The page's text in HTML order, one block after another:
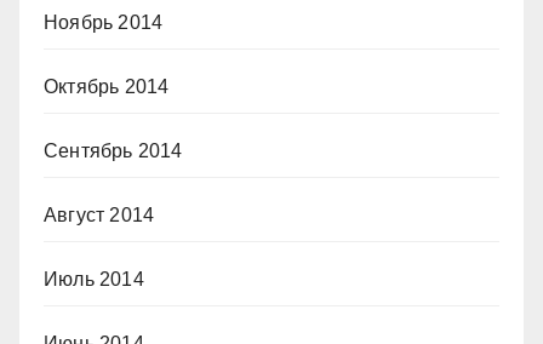
Ноябрь 2014
Октябрь 2014
Сентябрь 2014
Август 2014
Июль 2014